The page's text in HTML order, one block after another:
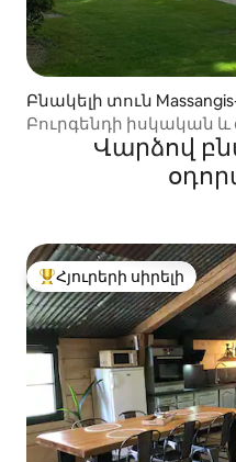
Բնակելի տուն
Բուրգենդի իսկական
Վարձով
Հյուրերի սիրելի
Հյուրերի սիրելի